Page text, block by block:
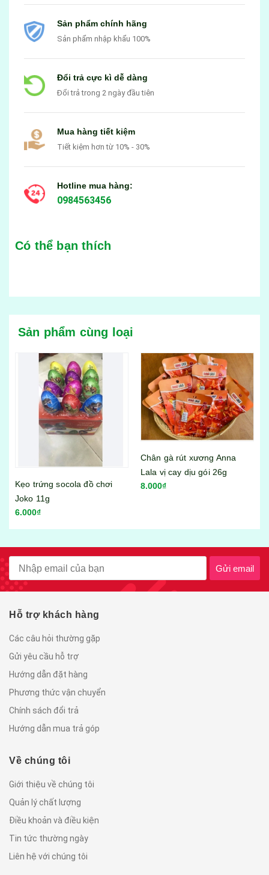
Sản phẩm chính hãng
Sản phẩm nhập khẩu 100%
Đổi trả cực kì dễ dàng
Đổi trả trong 2 ngày đầu tiên
Mua hàng tiết kiệm
Tiết kiệm hơn từ 10% - 30%
Hotline mua hàng:
0984563456
Có thể bạn thích
Sản phẩm cùng loại
Chân gà rút xương Anna
8.000₫
Bánh tráng trộn Miss Bánh
Gửi email
Hỗ trợ khách hàng
Các câu hỏi thường gặp
Gửi yêu cầu hỗ trợ
Hướng dẫn đặt hàng
Phương thức vận chuyển
Chính sách đổi trả
Hướng dẫn mua trả góp
Về chúng tôi
Giới thiệu về chúng tôi
Quản lý chất lượng
Điều khoản và điều kiện
Tin tức thường ngày
Liên hệ với chúng tôi